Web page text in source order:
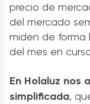
precio de
del mercado
miden de forma
del mes en
En Holaluz nos
simplificada,